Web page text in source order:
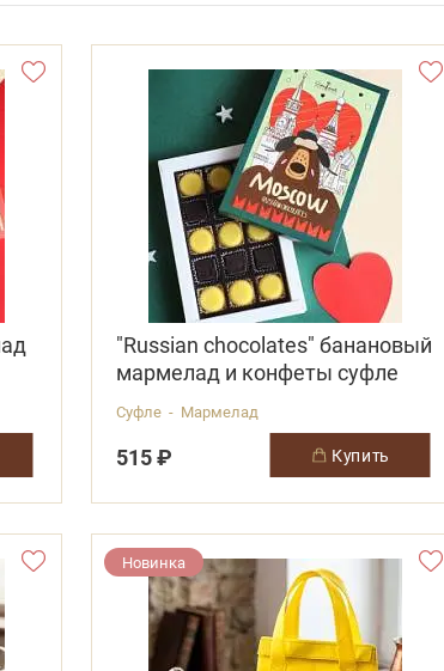
"Russian chocolates" банановый
мармелад и конфеты суфле
Суфле - Мармелад
515 ₽ купить
Новинка